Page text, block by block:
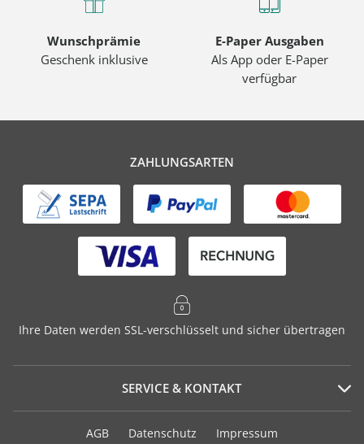
Wunschprämie
Geschenk inklusive
E-Paper Ausgaben
Als App oder E-Paper
verfügbar
ZAHLUNGSARTEN
Ihre Daten werden SSL-verschlüsselt und sicher übertragen
SERVICE & KONTAKT
Serviceportal
AGB Datenschutz Impressum